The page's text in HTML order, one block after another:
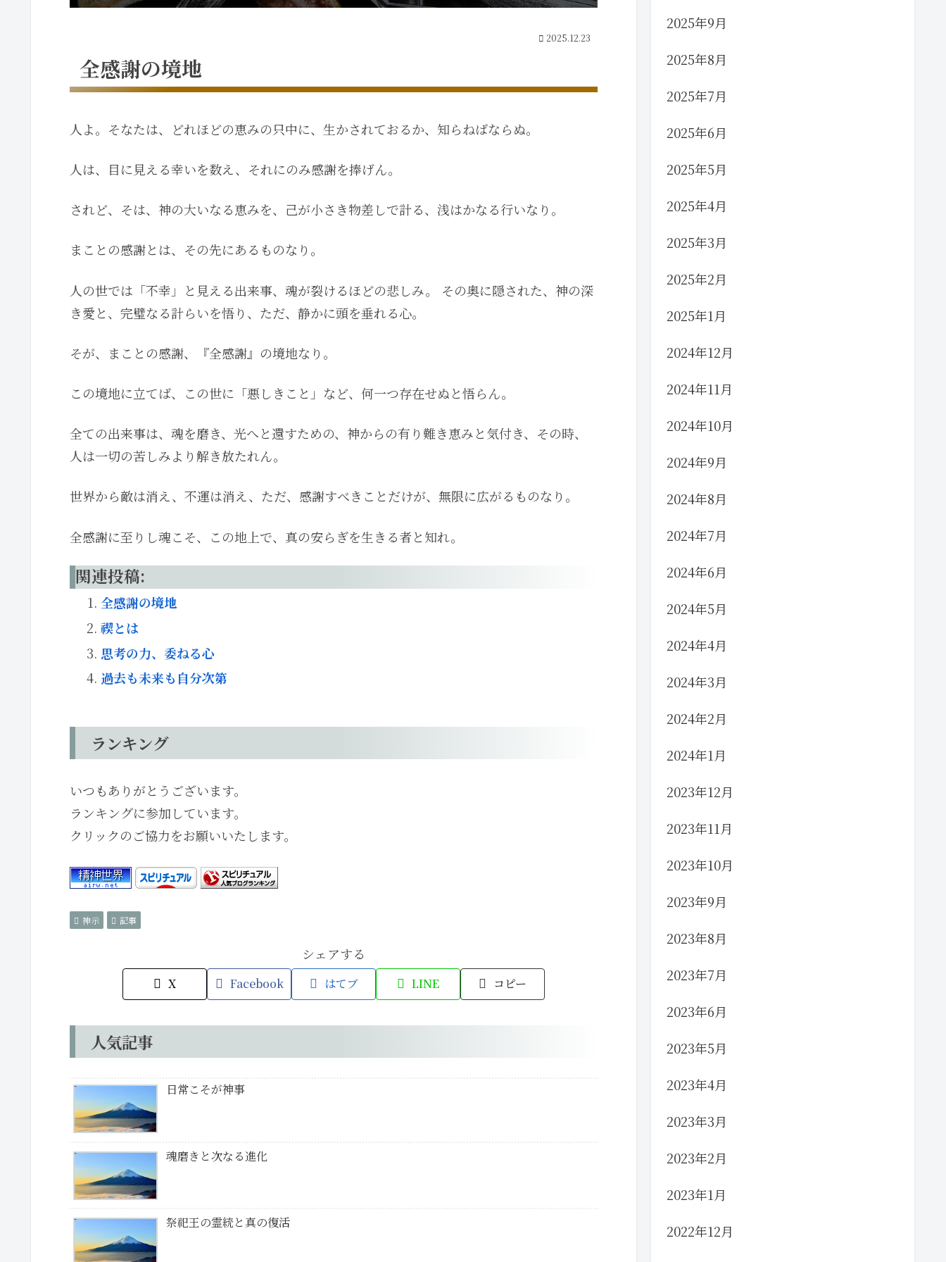
2025.12.23
全感謝の境地
人よ。そなたは、どれほどの恵みの只中に、生かされておるか、知らねばならぬ。
人は、目に見える幸いを数え、それにのみ感謝を捧げん。
されど、そは、神の大いなる恵みを、己が小さき物差しで計る、浅はかなる行いなり。
まことの感謝とは、その先にあるものなり。
人の世では「不幸」と見える出来事、魂が裂けるほどの悲しみ。 その奥に隠された、神の深
き愛と、完璧なる計らいを悟り、ただ、静かに頭を垂れる心。
そが、まことの感謝、『全感謝』の境地なり。
この境地に立てば、この世に「悪しきこと」など、何一つ存在せぬと悟らん。
全ての出来事は、魂を磨き、光へと還すための、神からの有り難き恵みと気付き、その時、
人は一切の苦しみより解き放たれん。
世界から敵は消え、不運は消え、ただ、感謝すべきことだけが、無限に広がるものなり。
全感謝に至りし魂こそ、この地上で、真の安らぎを生きる者と知れ。
関連投稿:
全感謝の境地
禊とは
思考の力、委ねる心
過去も未来も自分次第
ランキング
いつもありがとうございます。
ランキングに参加しています。
クリックのご協力をお願いいたします。
神示 記事
シェアする
X Facebook はてブ LINE コピー
人気記事
日常こそが神事
魂磨きと次なる進化
祭祀王の霊統と真の復活
2025年9月
2025年8月
2025年7月
2025年6月
2025年5月
2025年4月
2025年3月
2025年2月
2025年1月
2024年12月
2024年11月
2024年10月
2024年9月
2024年8月
2024年7月
2024年6月
2024年5月
2024年4月
2024年3月
2024年2月
2024年1月
2023年12月
2023年11月
2023年10月
2023年9月
2023年8月
2023年7月
2023年6月
2023年5月
2023年4月
2023年3月
2023年2月
2023年1月
2022年12月